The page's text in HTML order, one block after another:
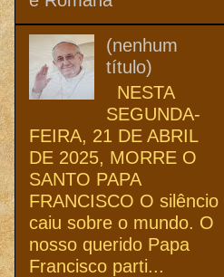
(nenhum
título)
NESTA
SEGUNDA-
FEIRA, 21 DE ABRIL
DE 2025, MORRE O
SANTO PAPA
FRANCISCO O silêncio
caiu sobre o mundo. O
nosso querido Papa
Francisco parti...